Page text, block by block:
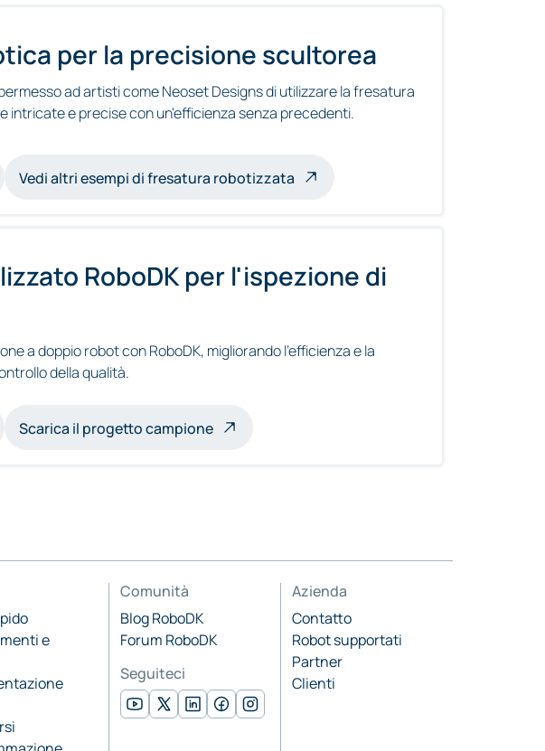
per la precisione scultorea
ad artisti come Neoset Designs di utilizzare la fresatura
intricate e precise con un'efficienza senza precedenti.
sculture a fresatura robotica
Vedi altri esempi di fresatura robotizzata
RoboDK per l'ispezione di
a doppio robot con RoboDK, migliorando l'efficienza e la
della qualità.
multirobot
Scarica il progetto campione
e
Comunità
Blog RoboDK
Forum RoboDK
Seguiteci
Azienda
Contatto
Robot supportati
Partner
Clienti